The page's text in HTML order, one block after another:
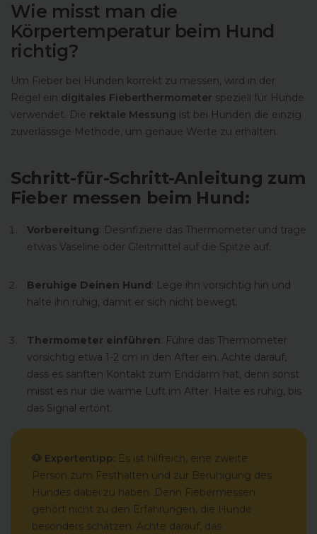
Wie misst man die
Körpertemperatur beim Hund
richtig?
Um Fieber bei Hunden korrekt zu messen, wird in der
Regel ein digitales Fieberthermometer speziell für Hunde
verwendet. Die rektale Messung ist bei Hunden die einzig
zuverlässige Methode, um genaue Werte zu erhalten.
Schritt-für-Schritt-Anleitung zum
Fieber messen beim Hund:
Vorbereitung: Desinfiziere das Thermometer und trage
etwas Vaseline oder Gleitmittel auf die Spitze auf.
Beruhige Deinen Hund: Lege ihn vorsichtig hin und
halte ihn ruhig, damit er sich nicht bewegt.
Thermometer einführen: Führe das Thermometer
vorsichtig etwa 1-2 cm in den After ein. Achte darauf,
dass es sanften Kontakt zum Enddarm hat, denn sonst
misst es nur die warme Luft im After. Halte es ruhig, bis
das Signal ertönt.
🐶 Expertentipp: Es ist hilfreich, eine zweite
Person zum Festhalten und zur Beruhigung des
Hundes dabei zu haben. Denn Fiebermessen
gehört nicht zu den Erfahrungen, die Hunde
besonders schätzen. Achte darauf, das